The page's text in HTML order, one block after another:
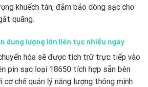
khuếch tán, đảm bảo dòng sạc cho
quãng.
dung lượng lớn liên tục nhiều ngày
hóa sẽ được tích trữ trực tiếp vào
pin sạc loại 18650 tích hợp sẵn bên
cơ chế quản lý năng lượng thông minh